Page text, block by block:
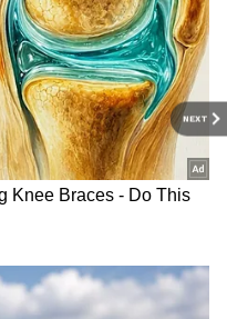
NEXT